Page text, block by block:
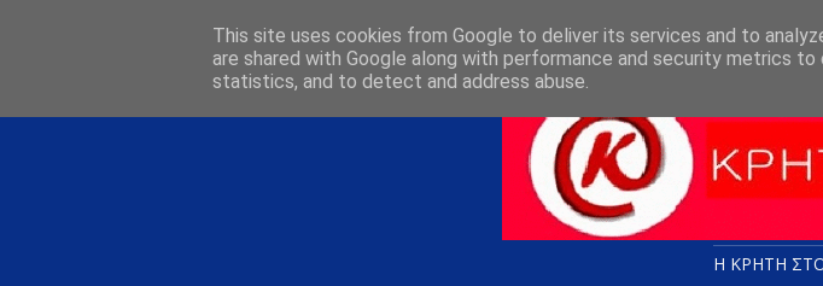
Η ΚΡΗΤΗ
This site uses cookies from Google to deliver its services and to
are shared with Google along with performance and security metrics
statistics, and to detect and address abuse.